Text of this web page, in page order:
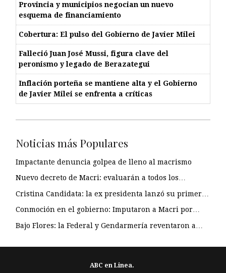
Provincia y municipios negocian un nuevo
esquema de financiamiento
Cobertura: El pulso del Gobierno de Javier Milei
Falleció Juan José Mussi, figura clave del
peronismo y legado de Berazategui
Inflación porteña se mantiene alta y el Gobierno
de Javier Milei se enfrenta a críticas
Noticias más Populares
Impactante denuncia golpea de lleno al macrismo
Nuevo decreto de Macri: evaluarán a todos los…
Cristina Candidata: la ex presidenta lanzó su primer…
Conmoción en el gobierno: Imputaron a Macri por…
Bajo Flores: la Federal y Gendarmería reventaron a…
ABC en Linea.